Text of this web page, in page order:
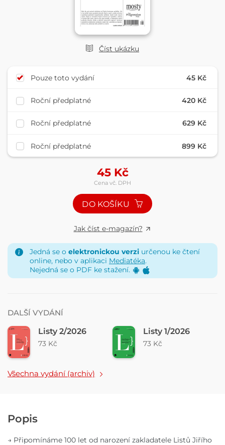
Číst ukázku
Pouze toto vydání 45 Kč
Roční předplatné 420 Kč
Roční předplatné 629 Kč
Roční předplatné 899 Kč
45Kč
Cena vč. DPH
DO KOŠÍKU
Jak číst e-magazín?
Jedná se o elektronickou verzi určenou ke čtení
online, nebo v aplikaci Mediatéka.
Nejedná se o PDF ke stažení.
DALŠÍ VYDÁNÍ
Listy 2/2026
73 Kč
Listy 1/2026
73 Kč
Všechna vydání (archiv)
Popis
→ Připomínáme 100 let od narození zakladatele Listů Jiřího